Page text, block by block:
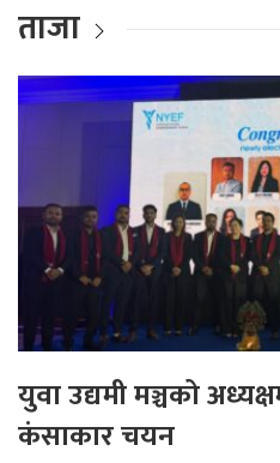
ताजा
युवा उद्यमी मञ्चको
कंसाकार चयन